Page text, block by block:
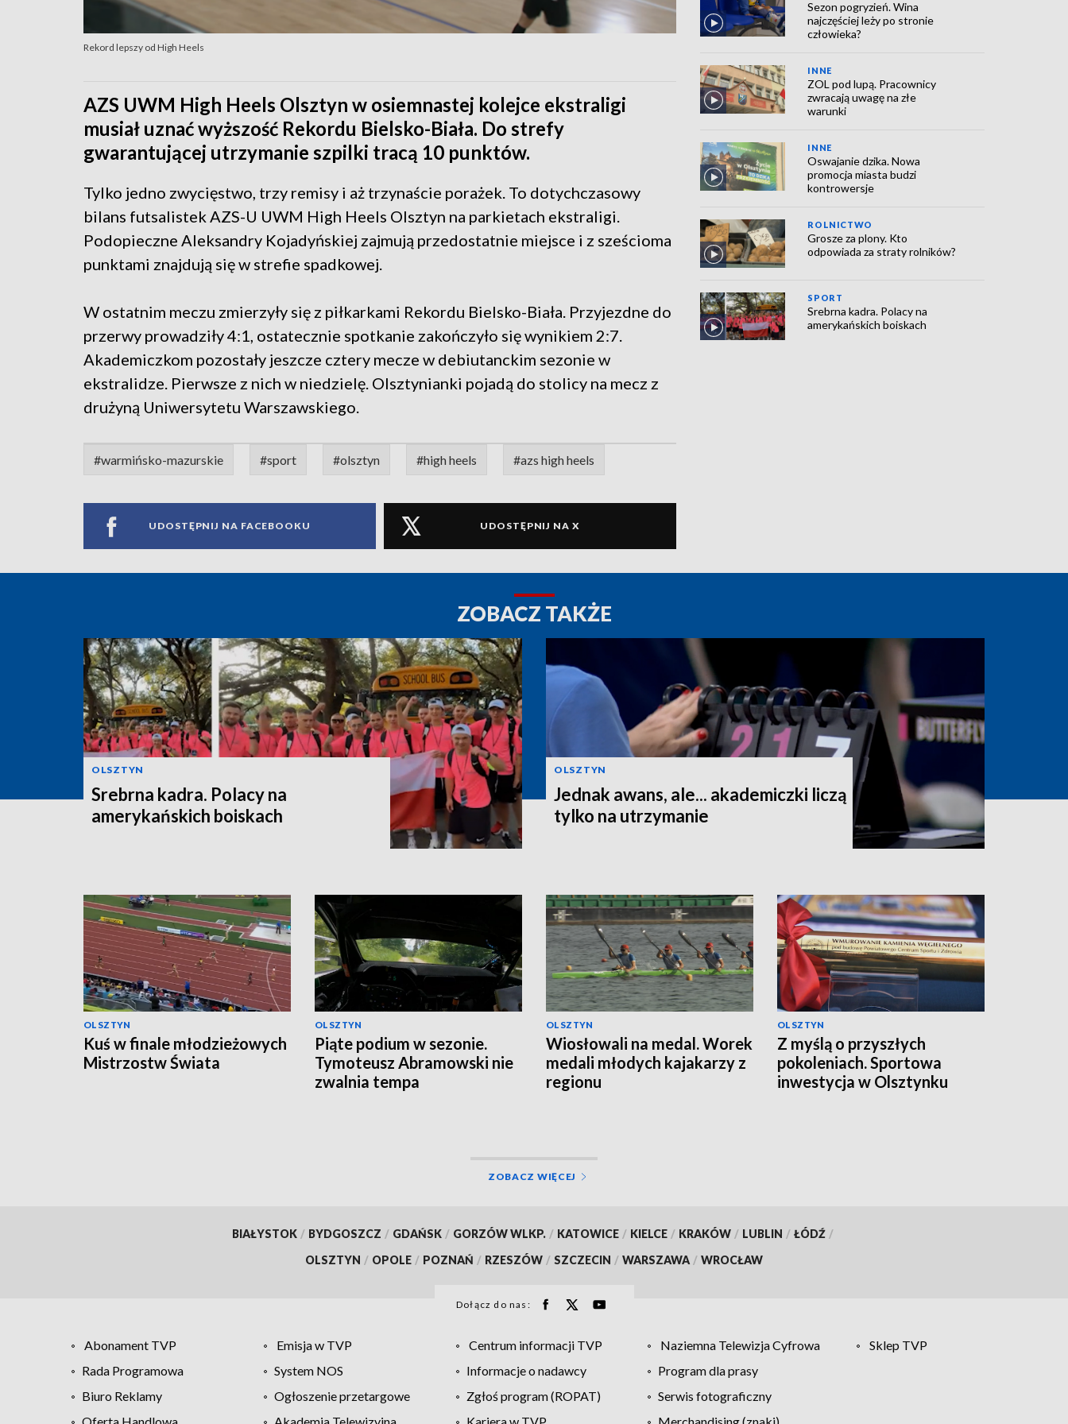
Rekord lepszy od High Heels
AZS UWM High Heels Olsztyn w osiemnastej kolejce ekstraligi
musiał uznać wyższość Rekordu Bielsko-Biała. Do strefy
gwarantującej utrzymanie szpilki tracą 10 punktów.
Tylko jedno zwycięstwo, trzy remisy i aż trzynaście porażek. To dotychczasowy
bilans futsalistek AZS-U UWM High Heels Olsztyn na parkietach ekstraligi.
Podopieczne Aleksandry Kojadyńskiej zajmują przedostatnie miejsce i z sześcioma
punktami znajdują się w strefie spadkowej.
W ostatnim meczu zmierzyły się z piłkarkami Rekordu Bielsko-Biała. Przyjezdne do
przerwy prowadziły 4:1, ostatecznie spotkanie zakończyło się wynikiem 2:7.
Akademiczkom pozostały jeszcze cztery mecze w debiutanckim sezonie w
ekstralidze. Pierwsze z nich w niedzielę. Olsztynianki pojadą do stolicy na mecz z
drużyną Uniwersytetu Warszawskiego.
#warmińsko-mazurskie #sport #olsztyn #high heels #azs high heels
UDOSTĘPNIJ NA FACEBOOKU UDOSTĘPNIJ NA X
Sezon pogryzień. Wina
najczęściej leży po stronie
człowieka?
INNE
ZOL pod lupą. Pracownicy
zwracają uwagę na złe
warunki
INNE
Oswajanie dzika. Nowa
promocja miasta budzi
kontrowersje
ROLNICTWO
Grosze za plony. Kto
odpowiada za straty rolników?
SPORT
Srebrna kadra. Polacy na
amerykańskich boiskach
ZOBACZ TAKŻE
OLSZTYN
Srebrna kadra. Polacy na
amerykańskich boiskach
OLSZTYN
Jednak awans, ale... akademiczki liczą
tylko na utrzymanie
OLSZTYN
Kuś w finale młodzieżowych
Mistrzostw Świata
OLSZTYN
Piąte podium w sezonie.
Tymoteusz Abramowski nie
zwalnia tempa
OLSZTYN
Wiosłowali na medal. Worek
medali młodych kajakarzy z
regionu
OLSZTYN
Z myślą o przyszłych
pokoleniach. Sportowa
inwestycja w Olsztynku
ZOBACZ WIĘCEJ
BIAŁYSTOK / BYDGOSZCZ / GDAŃSK / GORZÓW WLKP. / KATOWICE / KIELCE / KRAKÓW / LUBLIN / ŁÓDŹ /
OLSZTYN / OPOLE / POZNAŃ / RZESZÓW / SZCZECIN / WARSZAWA / WROCŁAW
Dołącz do nas:
Abonament TVP Emisja w TVP Centrum informacji TVP Naziemna Telewizja Cyfrowa
Sklep TVP
Rada Programowa
System NOS Informacje o nadawcy
Program dla prasy
Biuro Reklamy
Ogłoszenie przetargowe Zgłoś program (ROPAT)
Serwis fotograficzny